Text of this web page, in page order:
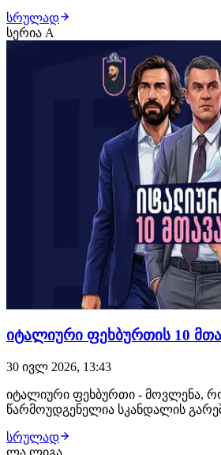
იტალიელი უკანახაზელი. კაპიტანი,
საფეხბურთო მოედანზე გამოიარა
რაც კი შეიძლებოდა. გთავაზობთ
"აძურისა" და მილანი…
სრულად
სერია A
იტალიური ფეხბურთის 10
30 ივლ 2026, 13:43
იტალიური ფეხბურთი - მოვლენა,
წარმოუდგენელია სკანდალის
ნივთიერებები სპორტსმენებს შორის
სრულად